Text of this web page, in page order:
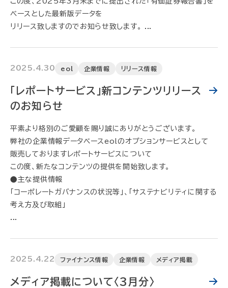
ベースとした最新版データを
リリース致しますのでお知らせ致します。 ...
2025.4.30 eol 企業情報 リリース情報
「レポートサービス」新コンテンツリリース
のお知らせ
平素より格別のご愛顧を賜り誠にありがとうございます。
弊社の企業情報データベースeolのオプションサービスとして
販売しておりますレポートサービスについて
この度、新たなコンテンツの提供を開始致します。
●主な提供情報
「コーポレートガバナンスの状況等」、「サステナビリティに関する
考え方及び取組」
...
2025.4.22 ファイナンス情報 企業情報 メディア掲載
メディア掲載について〈3月分〉